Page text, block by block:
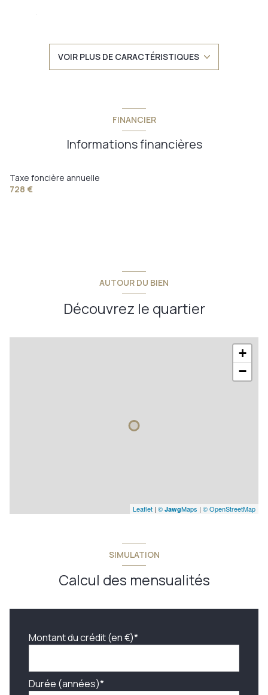
séjour 50 m²
cuisine américaine (équipée)
VOIR PLUS DE CARACTÉRISTIQUES
FINANCIER
Informations financières
Taxe foncière annuelle
728 €
AUTOUR DU BIEN
Découvrez le quartier
+
−
Leaflet | © JawgMaps | © OpenStreetMap
SIMULATION
Calcul des mensualités
Montant du crédit (en €)*
Durée (années)*